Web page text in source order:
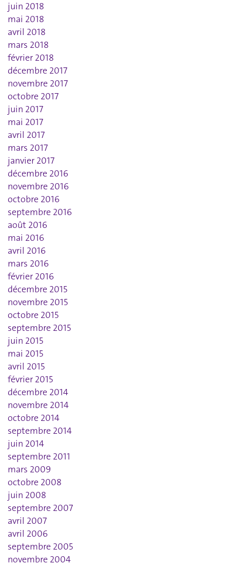
juin 2018
mai 2018
avril 2018
mars 2018
février 2018
décembre 2017
novembre 2017
octobre 2017
juin 2017
mai 2017
avril 2017
mars 2017
janvier 2017
décembre 2016
novembre 2016
octobre 2016
septembre 2016
août 2016
mai 2016
avril 2016
mars 2016
février 2016
décembre 2015
novembre 2015
octobre 2015
septembre 2015
juin 2015
mai 2015
avril 2015
février 2015
décembre 2014
novembre 2014
octobre 2014
septembre 2014
juin 2014
septembre 2011
mars 2009
octobre 2008
juin 2008
septembre 2007
avril 2007
avril 2006
septembre 2005
novembre 2004